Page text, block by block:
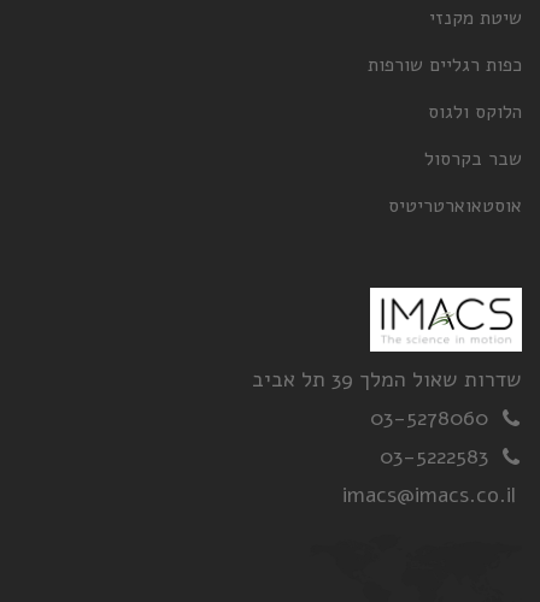
שיטת מקנזי
כפות רגליים שורפות
הלוקס ולגוס
שבר בקרסול
אוסטאוארטריטיס
שדרות שאול המלך 39 תל אביב
03-5278060
03-5222583